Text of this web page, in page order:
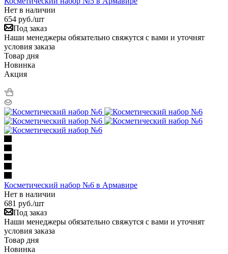
Нет в наличии
654 руб./шт
Под заказ
Наши менеджеры обязательно свяжутся с вами и уточнят
условия заказа
Товар дня
Новинка
Акция
Косметический набор №6 в Армавире
Нет в наличии
681 руб./шт
Под заказ
Наши менеджеры обязательно свяжутся с вами и уточнят
условия заказа
Товар дня
Новинка